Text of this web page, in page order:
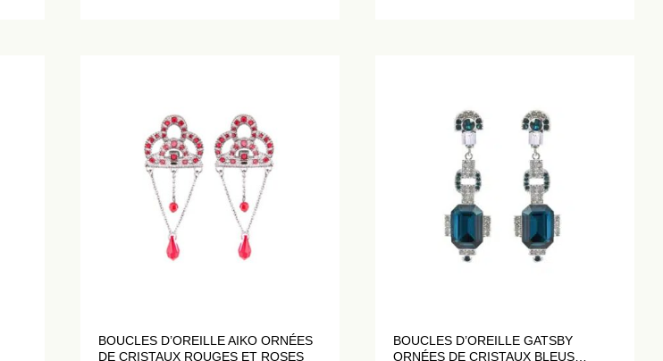
BOUCLES D’OREILLE AIKO ORNÉES
DE CRISTAUX ROUGES ET ROSES
BOUCLES D’OREILLE GATSBY
ORNÉES DE CRISTAUX BLEUS